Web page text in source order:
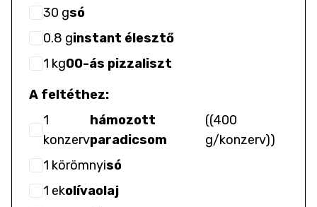
30 gsó
0.8 ginstant élesztő
1 kg00-ás pizzaliszt
A feltéthez:
1
konzerv
hámozott
paradicsom
((400
g/konzerv))
1 körömnyisó
1 ekolívaolaj